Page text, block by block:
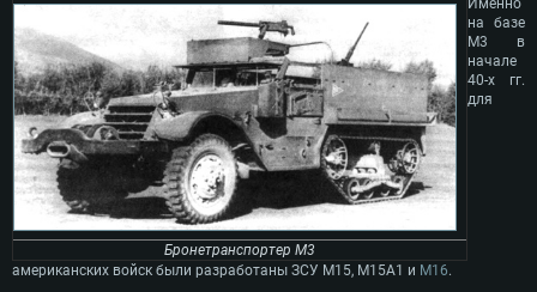
Бронетранспортер M3
Именно
на базе
М3 в
начале
40-х гг.
для
американских войск были разработаны ЗСУ М15, М15А1 и М16.